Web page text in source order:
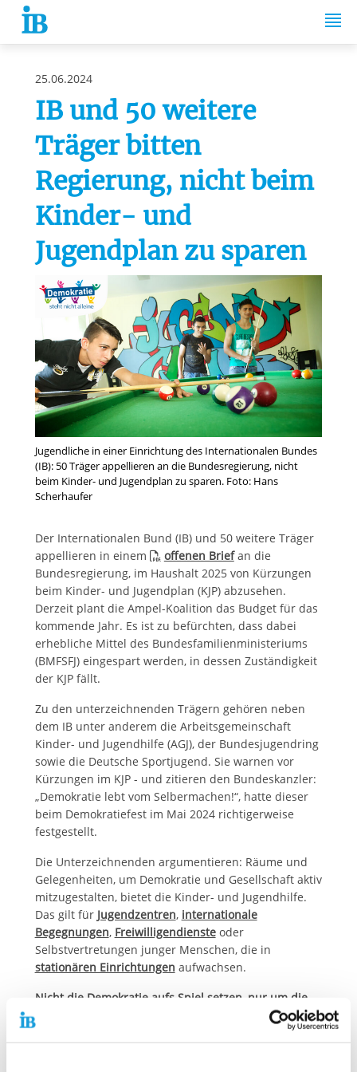
Springe zum Inhalt
25.06.2024
IB und 50 weitere
Träger bitten
Regierung, nicht beim
Kinder- und
Jugendplan zu sparen
Jugendliche in einer Einrichtung des Internationalen Bundes
(IB): 50 Träger appellieren an die Bundesregierung, nicht
beim Kinder- und Jugendplan zu sparen. Foto: Hans
Scherhaufer
Der Internationalen Bund (IB) und 50 weitere Träger
appellieren in einem
offenen Briefan die
Bundesregierung, im Haushalt 2025 von Kürzungen
beim Kinder- und Jugendplan (KJP) abzusehen.
Derzeit plant die Ampel-Koalition das Budget für das
kommende Jahr. Es ist zu befürchten, dass dabei
erhebliche Mittel des Bundesfamilienministeriums
(BMFSFJ) eingespart werden, in dessen Zuständigkeit
der KJP fällt.
Zu den unterzeichnenden Trägern gehören neben
dem IB unter anderem die Arbeitsgemeinschaft
Kinder- und Jugendhilfe (AGJ), der Bundesjugendring
sowie die Deutsche Sportjugend. Sie warnen vor
Kürzungen im KJP - und zitieren den Bundeskanzler:
„Demokratie lebt vom Selbermachen!“, hatte dieser
beim Demokratiefest im Mai 2024 richtigerweise
festgestellt.
Die Unterzeichnenden argumentieren: Räume und
Gelegenheiten, um Demokratie und Gesellschaft aktiv
mitzugestalten, bietet die Kinder- und Jugendhilfe.
Das gilt für Jugendzentren, internationale
Begegnungen, Freiwilligendiensteoder
Selbstvertretungen junger Menschen, die in
stationären Einrichtungen aufwachsen.
Nicht die Demokratie aufs Spiel setzen, nur um die
Schuldenbremse einzuhalten
Nicht zuletzt die Ergebnisse der Europawahl, so die